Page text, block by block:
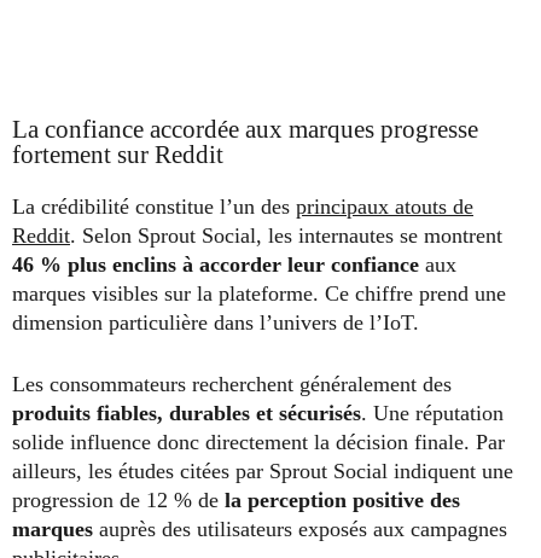
La confiance accordée aux marques progresse
fortement sur Reddit
La crédibilité constitue l’un des principaux atouts de
Reddit. Selon Sprout Social, les internautes se montrent
46 % plus enclins à accorder leur confiance aux
marques visibles sur la plateforme. Ce chiffre prend une
dimension particulière dans l’univers de l’IoT.
Les consommateurs recherchent généralement des
produits fiables, durables et sécurisés. Une réputation
solide influence donc directement la décision finale. Par
ailleurs, les études citées par Sprout Social indiquent une
progression de 12 % de la perception positive des
marques auprès des utilisateurs exposés aux campagnes